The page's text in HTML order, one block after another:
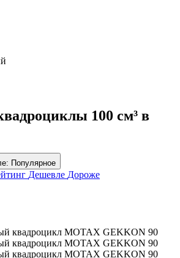
100 см³ в
Популярное
Дешевле Дороже